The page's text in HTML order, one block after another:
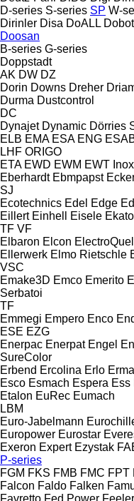
D-series S-series SP W-
Dirinler Disa DoALL Dobot
Doosan
B-series G-series
Doppstadt
AK DW DZ
Dorin Downs Dreher
Durma Dustcontrol
DC
Dynajet Dynamic Dörries
ELB EMA ESA ENG
LHF ORIGO
ETA EWD EWM EWT Inox
Eberhardt Ebmpapst
SJ
Ecotechnics Edel Edge
Eillert Einhell Eisele Ekato
TF VF
Elbaron Elcon ElectroQuell
Ellerwerk Elmo Rietschle
VSC
Emake3D Emco Emerito
Serbatoi
TF
Emmegi Empero Enco
ESE EZG
Enerpac Enerpat Engel
SureColor
Erbend Ercolina Erlo
Esco Esmach Espera Ess
Etalon EuRec Eumach
LBM
Euro-Jabelmann
Europower Eurostar
Exeron Expert Ezystak
P-series
FGM FKS FMB FMC FPT
Falcon Faldo Falken
Favretto Fed Power Feeler